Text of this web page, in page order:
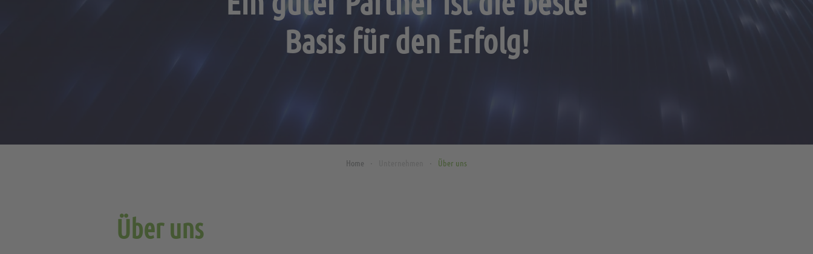
Basis für den Erfolg!
Home Über uns
Über uns